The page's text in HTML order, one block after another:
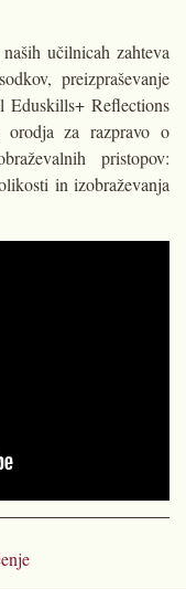
učilnicah zahteva
preizpraševanje
Eduskills+ Reflections
za razpravo o
pristopov:
in izobraževanja